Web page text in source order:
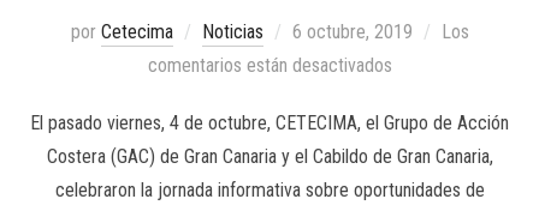
por Cetecima Noticias 6 octubre, 2019
Los
comentarios están desactivados
El pasado viernes, 4 de octubre, CETECIMA, el Grupo de Acción
Costera (GAC) de Gran Canaria y el Cabildo de Gran Canaria,
celebraron la jornada informativa sobre oportunidades de